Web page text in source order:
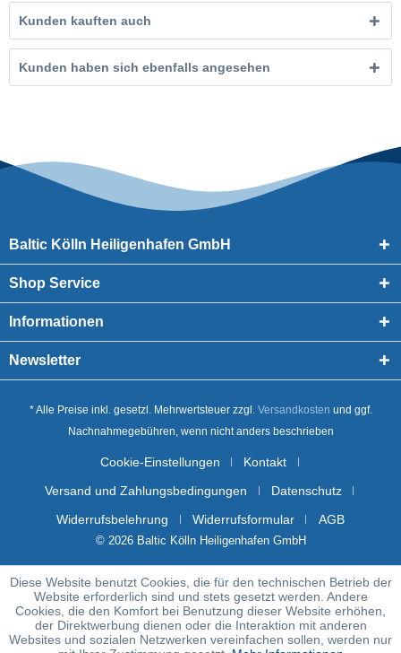
Kunden kauften auch
Kunden haben sich ebenfalls angesehen
Baltic Kölln Heiligenhafen GmbH
Shop Service
Informationen
Newsletter
* Alle Preise inkl. gesetzl. Mehrwertsteuer zzgl. Versandkosten und ggf.
Nachnahmegebühren, wenn nicht anders beschrieben
Cookie-Einstellungen
Kontakt
Versand und Zahlungsbedingungen
Datenschutz
Widerrufsbelehrung
Widerrufsformular AGB
© 2026 Baltic Kölln Heiligenhafen GmbH
Diese Website benutzt Cookies, die für den technischen Betrieb der
Website erforderlich sind und stets gesetzt werden. Andere
Cookies, die den Komfort bei Benutzung dieser Website erhöhen,
der Direktwerbung dienen oder die Interaktion mit anderen
Websites und sozialen Netzwerken vereinfachen sollen, werden nur